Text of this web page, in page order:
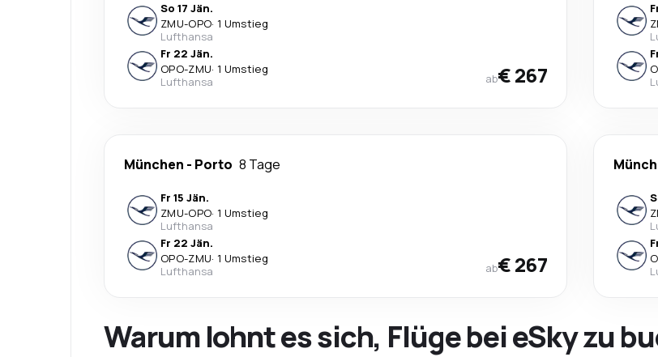
So 17 Jän.
ZMU-OPO· 1 Umstieg
Lufthansa
Fr 22 Jän.
OPO-ZMU· 1 Umstieg
Lufthansa
ab€ 267
München - Porto 8 Tage
Fr 15 Jän.
ZMU-OPO· 1 Umstieg
Lufthansa
Fr 22 Jän.
OPO-ZMU· 1 Umstieg
Lufthansa
ab€ 267
Warum lohnt es sich, Flüge bei eSky zu